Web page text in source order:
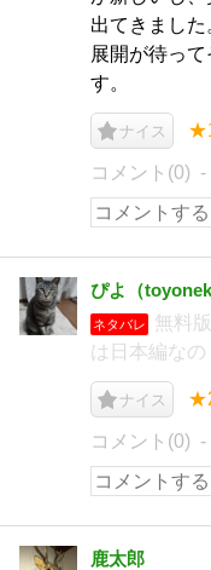
出てきまし
展開が待っ
す。
ナイス
コメント(0)
ぴよ（
ネタバレ
無料
は日本編なの
ナイス
コメント(0)
鹿太郎